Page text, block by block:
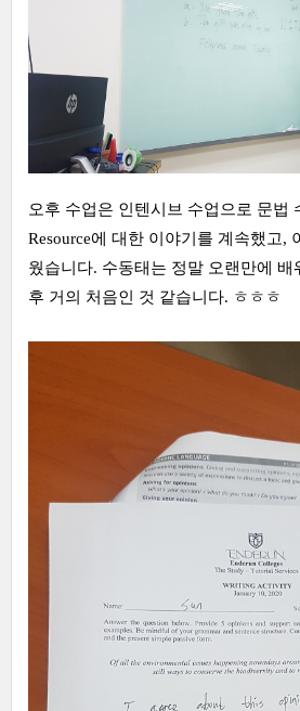
오후 수업은 인텐시브 수업으로 문법
Resource에 대한 이야기를 계속했고,
웠습니다. 수동태는 정말 오랜만에 배
후 거의 처음인 것 같습니다. ㅎㅎㅎ